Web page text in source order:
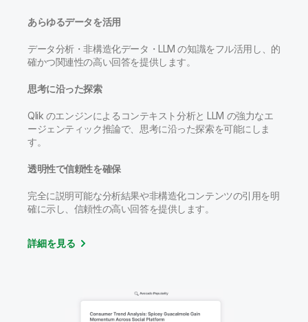
あらゆるデータを活用
データ分析・非構造化データ・LLM の知識をフル活用し、的
確かつ関連性の高い回答を提供します。
思考に沿った探索
Qlik のエンジンによるコンテキスト分析と LLM の強力なエ
ージェンティック推論で、思考に沿った探索を可能にしま
す。
透明性で信頼性を確保
完全に説明可能な分析結果や非構造化コンテンツの引用を明
確に示し、信頼性の高い回答を提供します。
詳細を見る